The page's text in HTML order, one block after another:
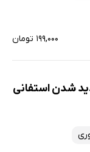
۱۹۹,۰۰۰ تومان
شدن استفانی